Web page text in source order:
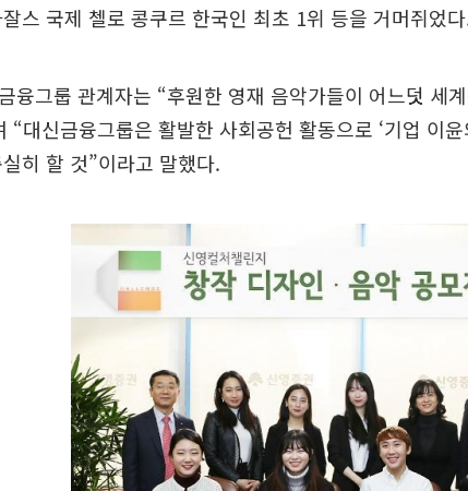
스 국제 첼로 콩쿠르 한국인 최초 1위 등을 거머쥐었
융그룹 관계자는 “후원한 영재 음악가들이 어느덧 세
“대신금융그룹은 활발한 사회공헌 활동으로 ‘기업 이
히 할 것”이라고 말했다.